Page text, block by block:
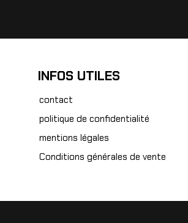
INFOS UTILES
contact
politique de confidentialité
mentions légales
Conditions générales de vente